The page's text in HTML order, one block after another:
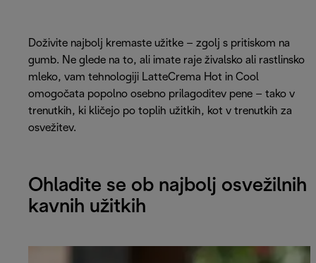
Doživite najbolj kremaste užitke – zgolj s pritiskom na
gumb. Ne glede na to, ali imate raje živalsko ali rastlinsko
mleko, vam tehnologiji LatteCrema Hot in Cool
omogočata popolno osebno prilagoditev pene – tako v
trenutkih, ki kličejo po toplih užitkih, kot v trenutkih za
osvežitev.
Ohladite se ob najbolj osvežilnih
kavnih užitkih